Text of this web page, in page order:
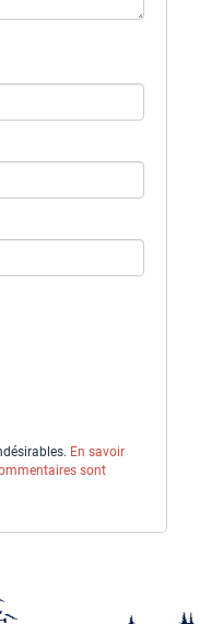
En savoir
sont